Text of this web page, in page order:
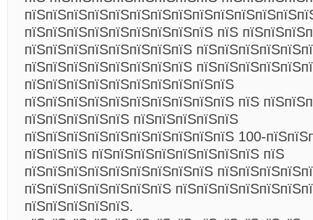
пїЅпїЅпїЅпїЅпїЅпїЅпїЅпїЅпїЅ пїЅ
пїЅпїЅпїЅпїЅпїЅпїЅпїЅпїЅ
пїЅпїЅпїЅпїЅпїЅпїЅпїЅпїЅ
пїЅпїЅпїЅпїЅпїЅпїЅпїЅпїЅпїЅпїЅ
пїЅпїЅпїЅпїЅпїЅпїЅпїЅпїЅпїЅпїЅ пїЅ
пїЅпїЅпїЅпїЅпїЅ пїЅпїЅпїЅпїЅпїЅ
пїЅпїЅпїЅпїЅпїЅпїЅпїЅпїЅпїЅпїЅ 100-
пїЅпїЅпїЅ пїЅпїЅпїЅпїЅпїЅпїЅпїЅпїЅ пїЅ
пїЅпїЅпїЅпїЅпїЅпїЅпїЅпїЅпїЅ
пїЅпїЅпїЅпїЅпїЅпїЅпїЅ
пїЅпїЅпїЅпїЅпїЅ.